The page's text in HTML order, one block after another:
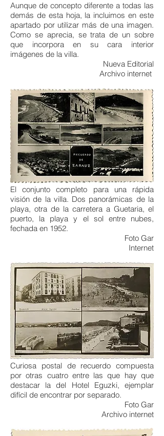
Aunque de concepto diferente a todas las
demás de esta hoja, la incluimos en este
apartado por utilizar más de una imagen.
Como se aprecia, se trata de un sobre
que incorpora en su cara interior
imágenes de la villa.
Nueva Editorial
Archivo internet
El conjunto completo para una rápida
visión de la villa. Dos panorámicas de la
playa, otra de la carretera a Guetaria, el
puerto, la playa y el sol entre nubes,
fechada en 1952.
Foto Gar
Internet
Curiosa postal de recuerdo compuesta
por otras cuatro entre las que hay que
destacar la del Hotel Eguzki, ejemplar
difícil de encontrar por separado.
Foto Gar
Archivo internet